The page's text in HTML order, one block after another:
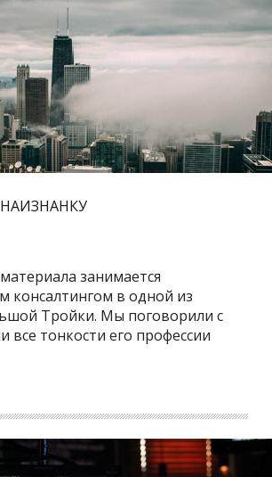
занимается
консалтингом в одной из
Тройки. Мы поговорили с
все тонкости его профессии